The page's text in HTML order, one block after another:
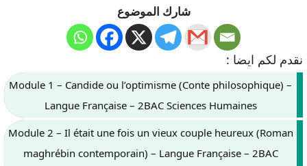
شارك الموضوع
نقدم لكم ايضا :
Module 1 – Candide ou l’optimisme (Conte philosophique) –
Langue Française – 2BAC Sciences Humaines
Module 2 – Il était une fois un vieux couple heureux (Roman
maghrébin contemporain) – Langue Française – 2BAC